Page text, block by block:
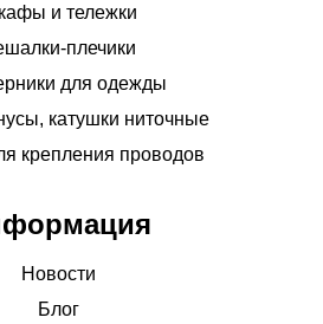
и тележки
плечики
для одежды
катушки ниточные
крепления проводов
Новости
Блог